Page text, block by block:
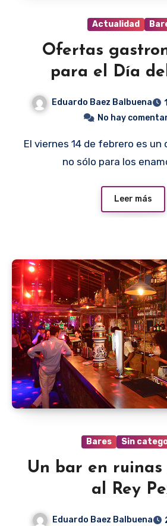
Actualidad
Ofertas
para el Día
Eduardo Baez Balbuena
No hay
El viernes 14 de febrero es un día muy especial
no sólo para los
Leer más
Bares Sin
Un bar en ruinas
al Rey
Eduardo Baez Balbuena